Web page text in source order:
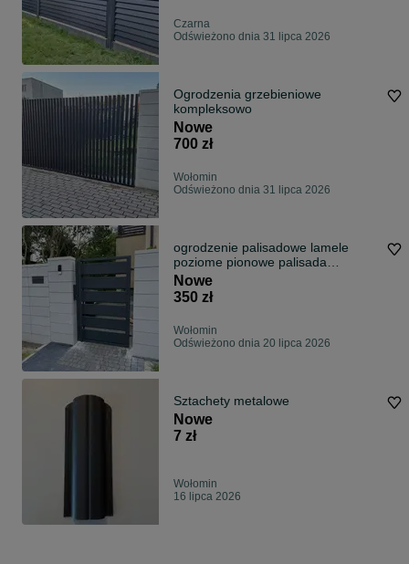
Czarna
Odświeżono dnia 31 lipca 2026
Ogrodzenia grzebieniowe
kompleksowo
Nowe
700 zł
Wołomin
Odświeżono dnia 31 lipca 2026
ogrodzenie palisadowe lamele
poziome pionowe palisada
Producent
Nowe
350 zł
Wołomin
Odświeżono dnia 20 lipca 2026
Sztachety metalowe
Nowe
7 zł
Wołomin
16 lipca 2026